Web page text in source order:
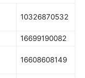
10326870532
16699190082
16608608149